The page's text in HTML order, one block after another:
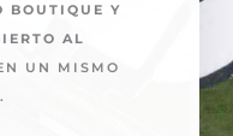
BOUTIQUE Y
AL
UN MISMO